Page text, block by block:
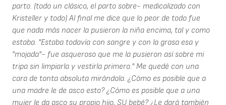
parto. (todo un clásico, el parto sobre- medicalizado con
Kristeller y todo) Al final me dice que lo peor de todo fue
que nada más nacer la pusieron la niña encima, tal y como
estaba. "Estaba todavía con sangre y con la grasa esa y
"mojada"- fue asqueroso que me la pusieron así sobre mi
tripa sin limpiarla y vestirla primero." Me quedé con una
cara de tonta absoluta mirándola. ¿Cómo es posible que a
una madre le de asco esto? ¿Cómo es posible que a una
mujer le da asco su propio hijo, SU bebé? ¿Le dará también